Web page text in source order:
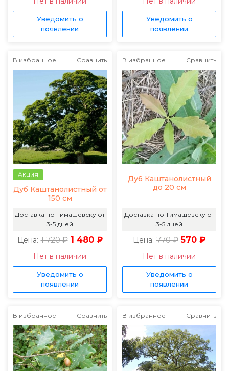
Уведомить о
появлении
Уведомить о
появлении
В избранное Сравнить
Акция
Дуб Каштанолистный от
150 см
Доставка по Тимашевску от
3-5 дней
Цена: 1 720 ₽ 1 480 ₽
Нет в наличии
Уведомить о
появлении
В избранное Сравнить
Дуб Каштанолистный
до 20 см
Доставка по Тимашевску от
3-5 дней
Цена: 770 ₽ 570 ₽
Нет в наличии
Уведомить о
появлении
В избранное Сравнить В избранное Сравнить